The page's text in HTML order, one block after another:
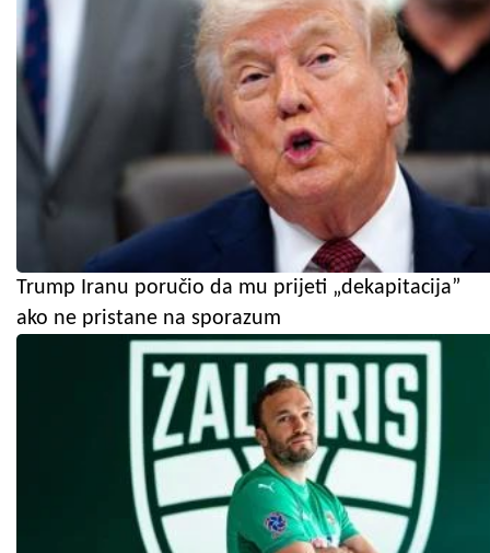
Trump Iranu poručio da mu prijeti „dekapitacija”
ako ne pristane na sporazum